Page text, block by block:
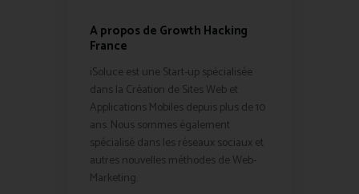
A propos de Growth Hacking
France
iSoluce est une Start-up spécialisée
dans la Création de Sites Web et
Applications Mobiles depuis plus de 10
ans. Nous sommes également
spécialisé dans les réseaux sociaux et
autres nouvelles méthodes de Web-
Marketing.